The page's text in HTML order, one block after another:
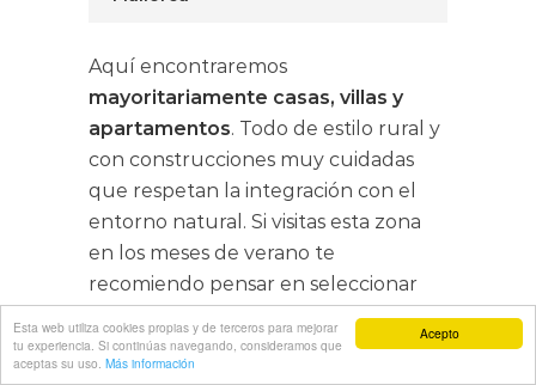
Acepto
Esta web utiliza cookies propias y de terceros para mejorar
tu experiencia. Si continúas navegando, consideramos que
aceptas su uso. Más información
Aquí encontraremos
mayoritariamente casas, villas y
apartamentos. Todo de estilo rural y
con construcciones muy cuidadas
que respetan la integración con el
entorno natural. Si visitas esta zona
en los meses de verano te
recomiendo pensar en seleccionar
alojamiento con piscina. La orografía
del norte invita a tener un lugar